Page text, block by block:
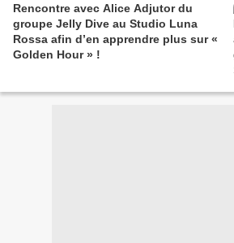
Rencontre avec Alice Adjutor du
groupe Jelly Dive au Studio Luna
Rossa afin d’en apprendre plus sur «
Golden Hour » !